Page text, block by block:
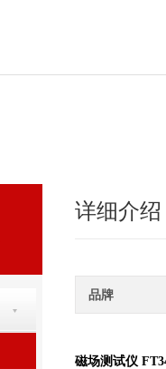
详细介绍
品牌
磁场测试仪